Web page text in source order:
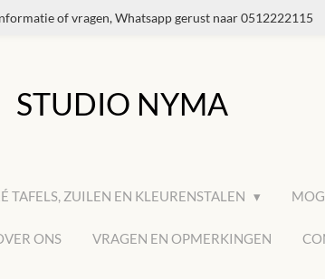
of vragen, Whatsapp gerust naar 0512222115
STUDIO NYMA
TAFELS, ZUILEN EN KLEURENSTALEN
ONS VRAGEN EN OPMERKINGEN